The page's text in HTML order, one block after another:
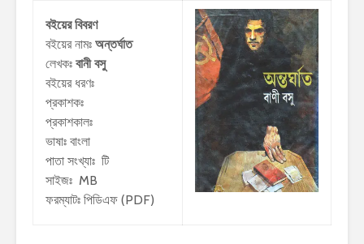
বইয়ের বিবরণ
বইয়ের নামঃ অন্তর্ঘাত
লেখকঃ বানী বসু
বইয়ের ধরণঃ
প্রকাশকঃ
প্রকাশকালঃ
ভাষাঃ বাংলা
পাতা সংখ্যাঃ টি
সাইজঃ MB
ফরম্যাটঃ পিডিএফ (PDF)